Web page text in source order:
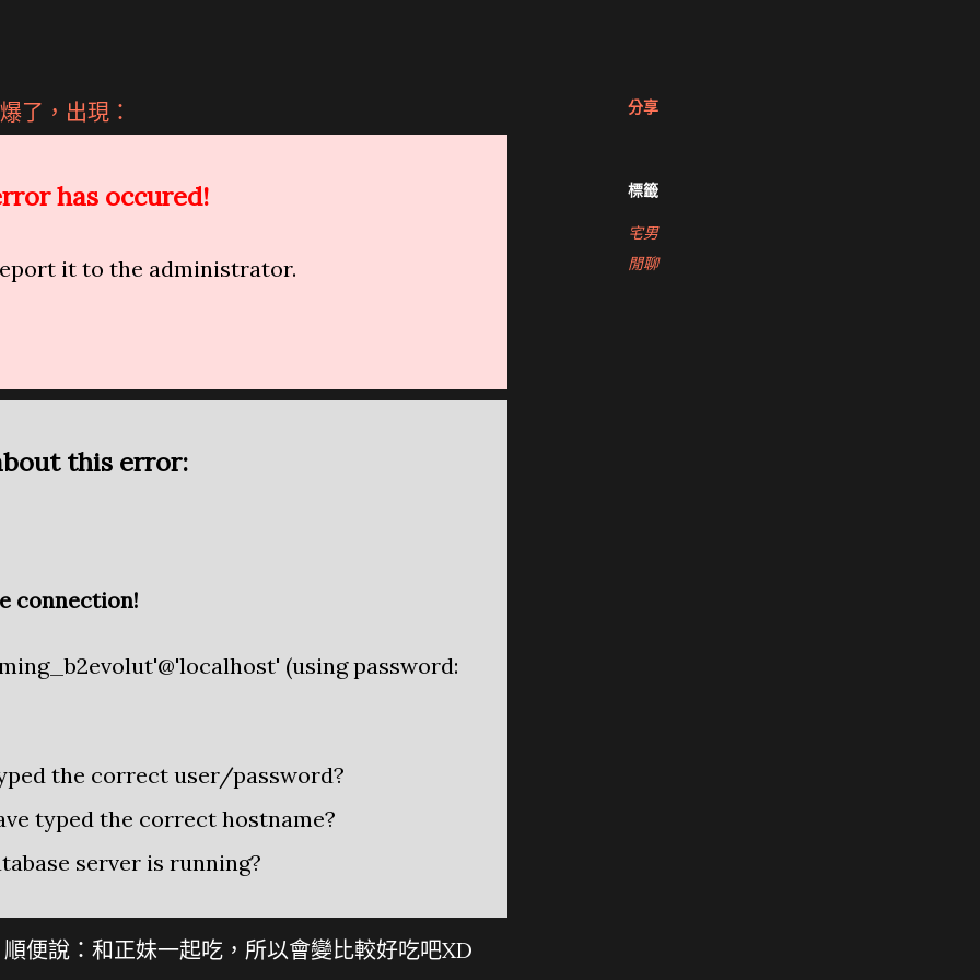
了，出現：
has occured!
it to the administrator.
this error:
connection!
(using password:
the correct user/password?
typed the correct hostname?
server is running?
便說：和正妹一起吃，所以會變比較好吃吧XD
分享
標籤
宅男
閒聊